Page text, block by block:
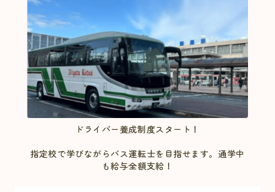
ドライバー養成制度スタート！
指定校で学びながらバス運転士を目指せます。通学中
も給与全額支給！